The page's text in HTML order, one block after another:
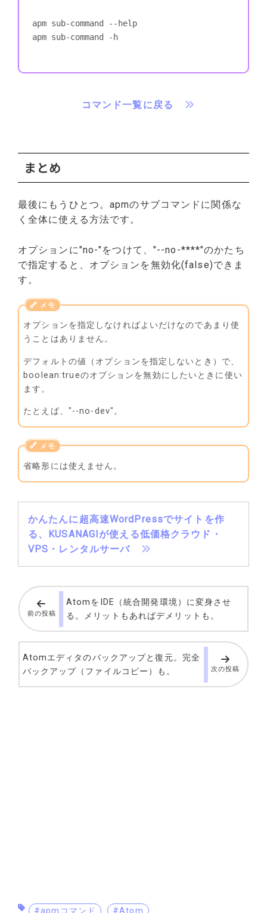
apm sub-command --help
apm sub-command -h
コマンド一覧に戻る
まとめ
最後にもうひとつ。apmのサブコマンドに関係な
く全体に使える方法です。
オプションに"no-"をつけて、"--no-****"のかたち
で指定すると、オプションを無効化(false)できま
す。
オプションを指定しなければよいだけなのであまり使
うことはありません。
デフォルトの値（オプションを指定しないとき）で、
boolean:trueのオプションを無効にしたいときに使い
ます。
たとえば、"--no-dev"。
省略形には使えません。
かんたんに超高速WordPressでサイトを作
る、KUSANAGIが使える低価格クラウド・
VPS・レンタルサーバ
前の投稿
AtomをIDE（統合開発環境）に変身させ
る。メリットもあればデメリットも。
Atomエディタのバックアップと復元。完全
バックアップ（ファイルコピー）も。
次の投稿
#apmコマンド #Atom